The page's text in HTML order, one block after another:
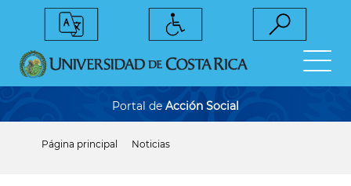
Portal de Acción Social
Página principal Noticias